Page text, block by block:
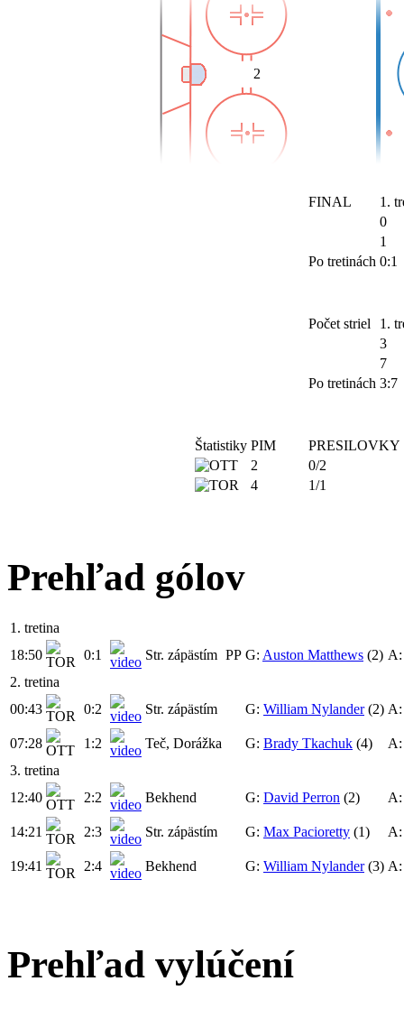
2
FINAL
1.
0
1
Po tretinách 0:1
Počet striel
1.
3
7
Po tretinách 3:7
Štatistiky PIM
PRESILOVKY
2
0/2
4
1/1
Prehľad gólov
1. tretina
18:50
0:1 Str. zápästím PP G: Auston Matthews (2)
2. tretina
00:43
0:2 Str. zápästím G: William Nylander(2)
07:28 1:2 Teč, Dorážka G: Brady Tkachuk (4)
3. tretina
12:40
2:2 Bekhend G: David Perron (2)
14:21 2:3 Str. zápästím G: Max Pacioretty (1)
19:41 2:4 Bekhend G: William Nylander(3)
Prehľad vylúčení